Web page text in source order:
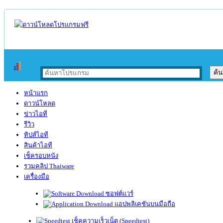
หน้าแรก
ดาวน์โหลด
ข่าวไอที
รีวิว
ทิปส์ไอที
สินค้าไอที
เช็ครอบหนัง
รวมคลิป Thaiware
เครื่องมือ
ซอฟต์แวร์
แอปพลิเคชันบนมือถือ
เช็คความเร็วเน็ต (Speedtest)